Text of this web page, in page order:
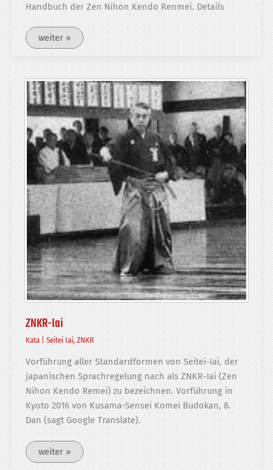
Handbuch der Zen Nihon Kendo Renmei. Details
Zen
Nihon
Kendo
–
Lehrfilm
weiter »
ZNKR-Iai
Kata| Seitei Iai, ZNKR
Vorführung aller Standardformen von Seitei-Iai, der
japanischen Sprachregelung nach als ZNKR-Iai (Zen
Nihon Kendo Remei) zu bezeichnen. Vorführung in
Kyoto 2016 von Kusama-Sensei Komei Budokan, 8.
Dan (sagt Google Translate).
ZNKR-
Iai
weiter »